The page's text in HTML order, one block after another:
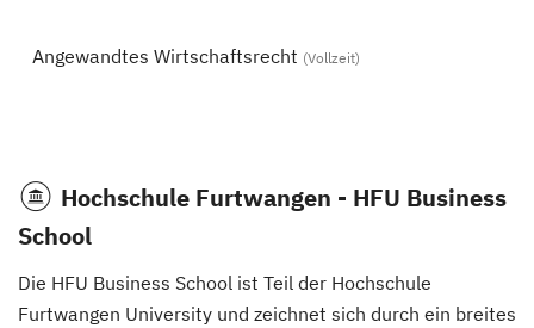
Angewandtes Wirtschaftsrecht (Vollzeit)
Hochschule Furtwangen - HFU Business
School
Die HFU Business School ist Teil der Hochschule
Furtwangen University und zeichnet sich durch ein breites